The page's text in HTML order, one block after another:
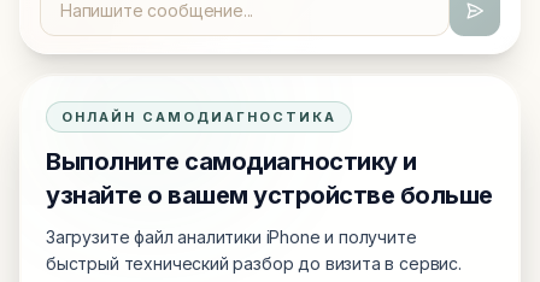
ОНЛАЙН САМОДИАГНОСТИКА
Выполните самодиагностику и
узнайте о вашем устройстве больше
Загрузите файл аналитики iPhone и получите
быстрый технический разбор до визита в сервис.